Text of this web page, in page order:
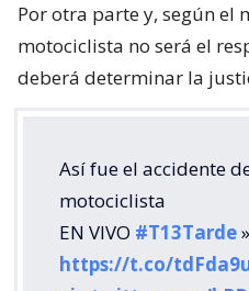
Por otra parte y, según el
motociclista no será el
deberá determinar la
Así fue el accidente
motociclista
EN VIVO #T13Tarde»
https://t.co/